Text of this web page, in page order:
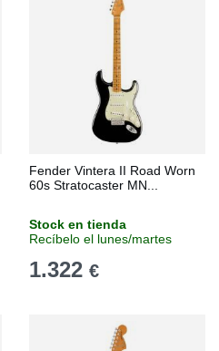
Fender Vintera II Road Worn
60s Stratocaster MN...
Stock en tienda
Recíbelo el lunes/martes
1.322 €